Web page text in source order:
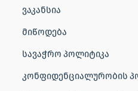
ვაკანსია
მიწოდება
სავაჭრო პოლიტიკა
კონფიდენციალურობის